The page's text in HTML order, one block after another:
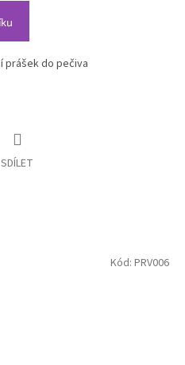
do pečiva
SDÍLET
Kód: PRV006